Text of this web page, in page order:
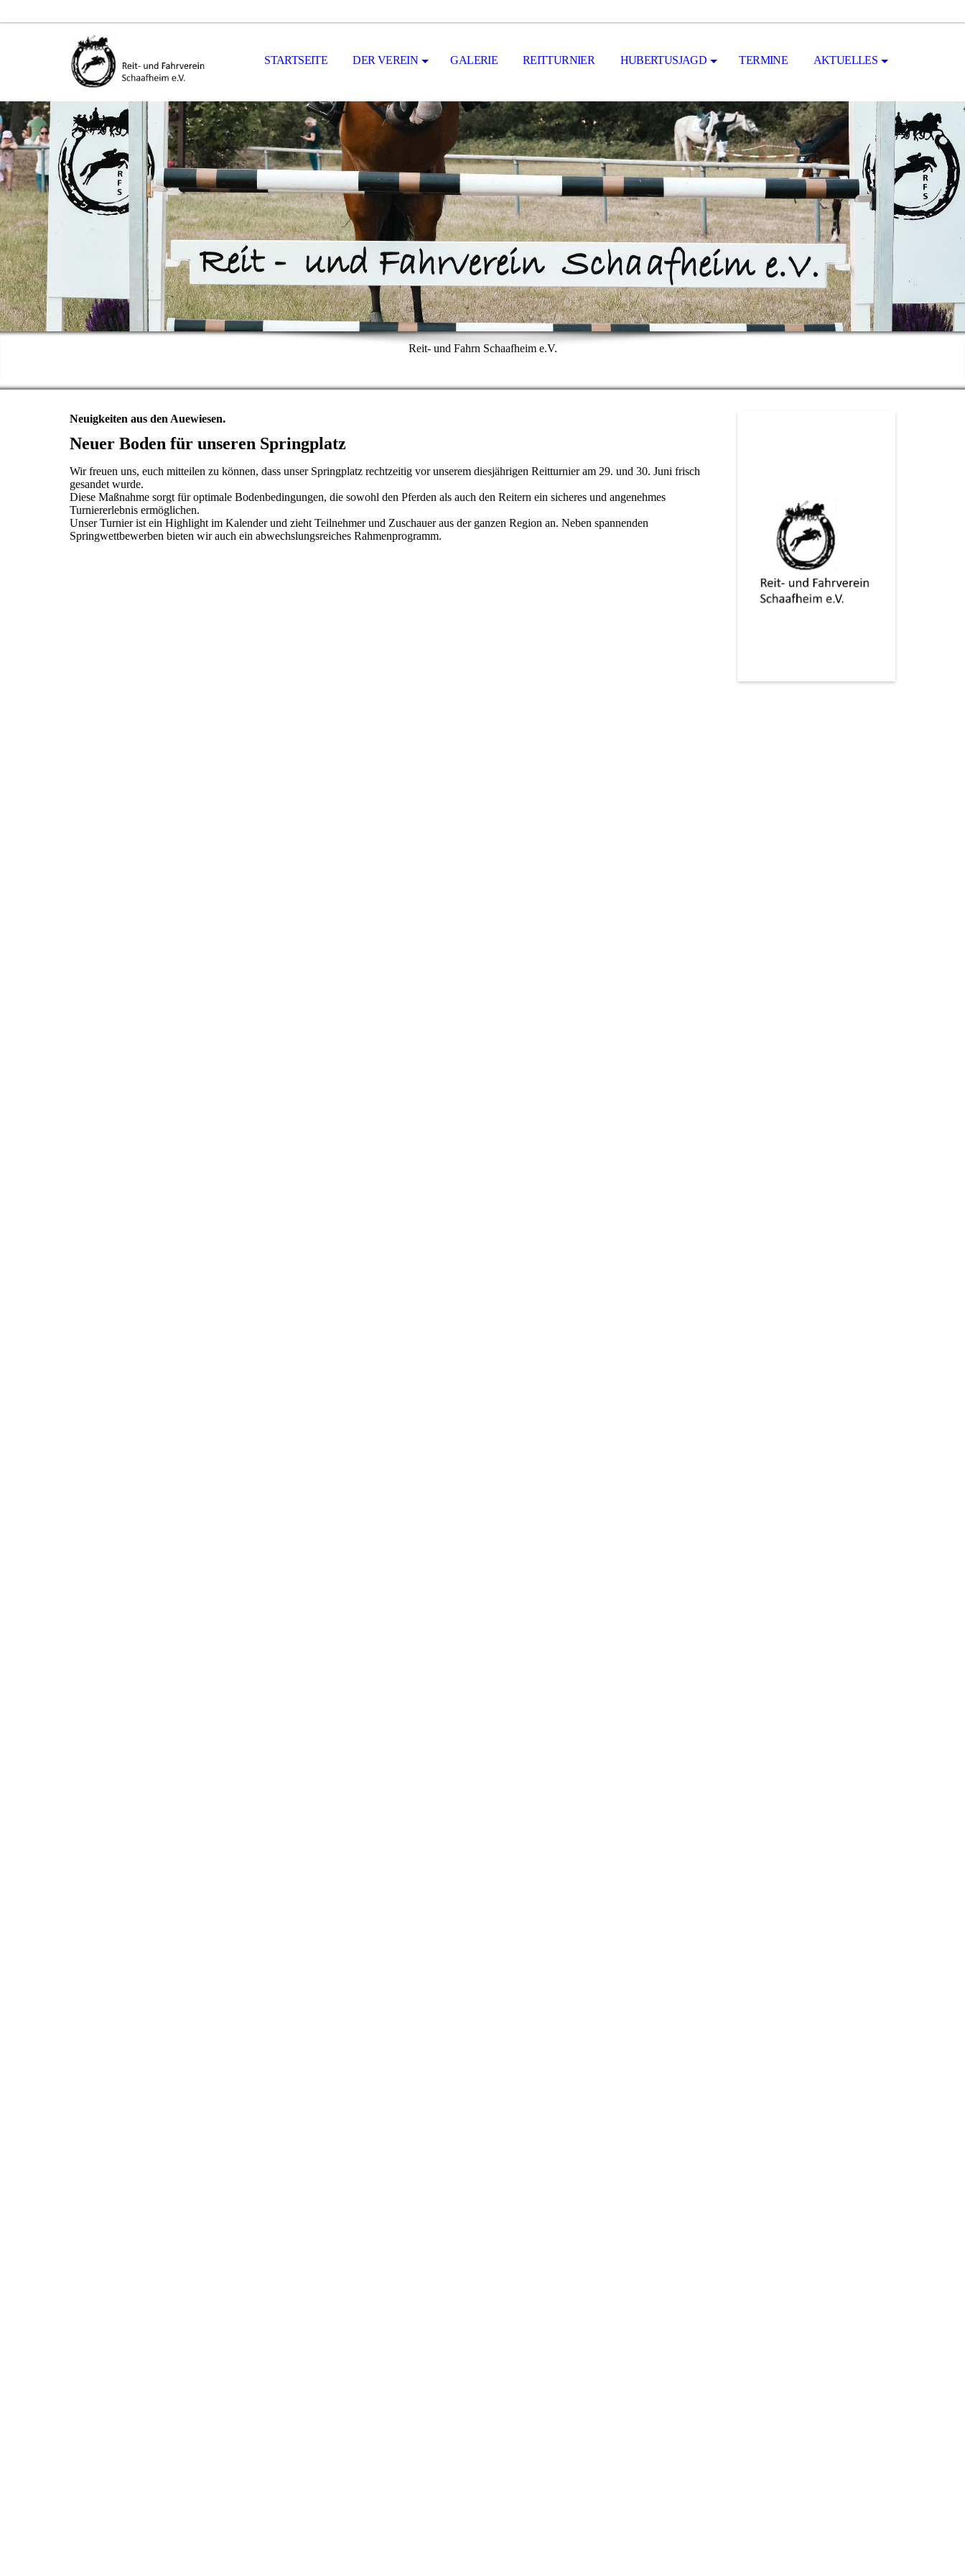
STARTSEITE DER VEREIN GALERIE REITTURNIER HUBERTUSJAGD TERMINE AKTUELLES
Reit- und Fahrn Schaafheim e.V.
Neuigkeiten aus den Auewiesen.
Neuer Boden für unseren Springplatz
Wir freuen uns, euch mitteilen zu können, dass unser Springplatz rechtzeitig vor unserem diesjährigen Reitturnier am 29. und 30. Juni frisch
gesandet wurde.
Diese Maßnahme sorgt für optimale Bodenbedingungen, die sowohl den Pferden als auch den Reitern ein sicheres und angenehmes
Turniererlebnis ermöglichen.
Unser Turnier ist ein Highlight im Kalender und zieht Teilnehmer und Zuschauer aus der ganzen Region an. Neben spannenden
Springwettbewerben bieten wir auch ein abwechslungsreiches Rahmenprogramm.